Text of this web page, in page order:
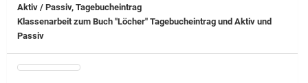
Aktiv / Passiv, Tagebucheintrag
Klassenarbeit zum Buch "Löcher" Tagebucheintrag und Aktiv und
Passiv